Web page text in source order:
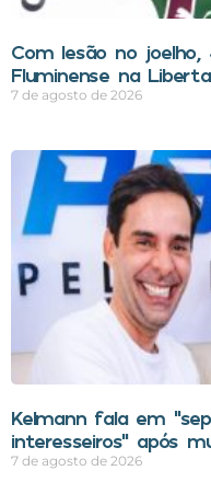
Com lesão no
Fluminense na
7 de agosto de 2026
Kelmann fala em
interesseiros” após
7 de agosto de 2026